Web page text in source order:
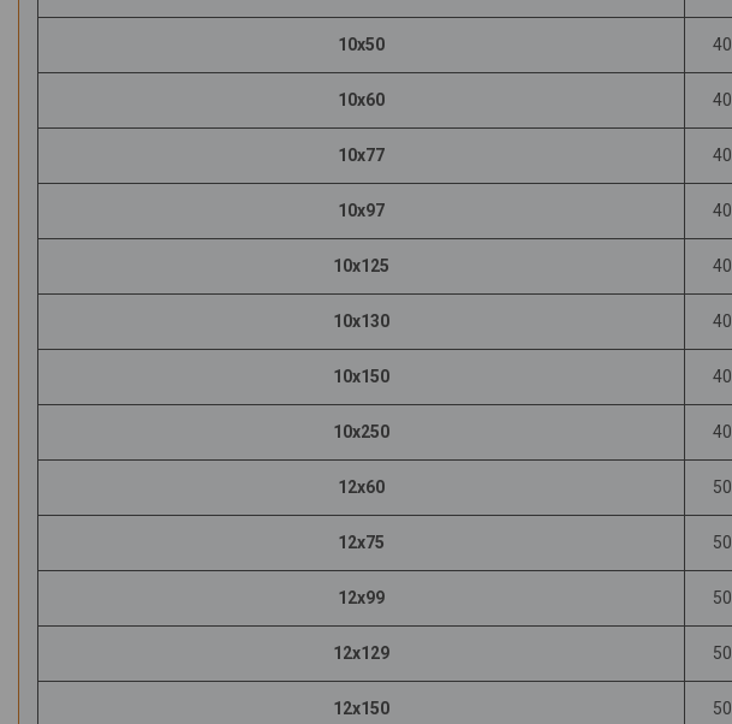
10х50 40
10х60 40
10х77 40
10х97 40
10х125 40
10х130 40
10х150 40
10х250 40
12х60 50
12х75 50
12х99 50
12х129 50
12х150 50